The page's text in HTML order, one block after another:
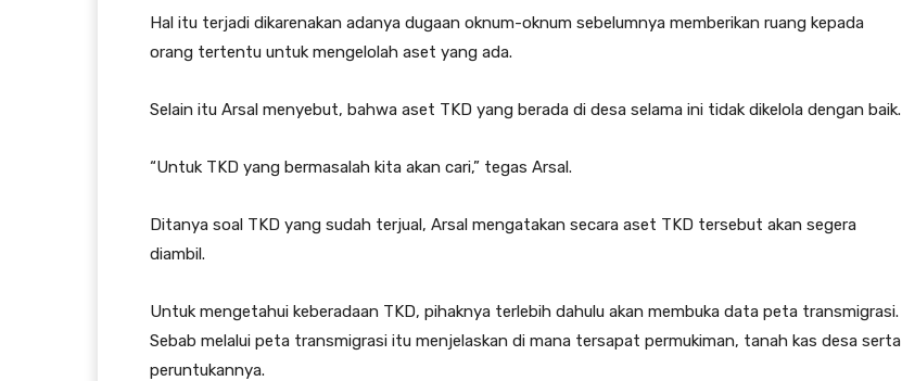
Hal itu terjadi dikarenakan adanya dugaan oknum-oknum sebelumnya memberikan ruang kepada
orang tertentu untuk mengelolah aset yang ada.
Selain itu Arsal menyebut, bahwa aset TKD yang berada di desa selama ini tidak dikelola dengan baik.
“Untuk TKD yang bermasalah kita akan cari,” tegas Arsal.
Ditanya soal TKD yang sudah terjual, Arsal mengatakan secara aset TKD tersebut akan segera
diambil.
Untuk mengetahui keberadaan TKD, pihaknya terlebih dahulu akan membuka data peta transmigrasi.
Sebab melalui peta transmigrasi itu menjelaskan di mana tersapat permukiman, tanah kas desa serta
peruntukannya.